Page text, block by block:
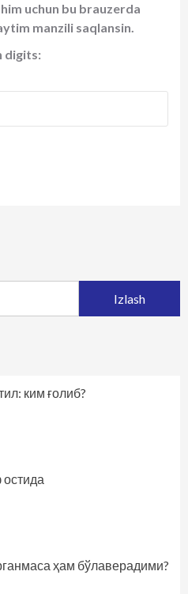
uchun bu brauzerda
manzili saqlansin.
digits:
ким ғолиб?
ҳам бўлаверадими?